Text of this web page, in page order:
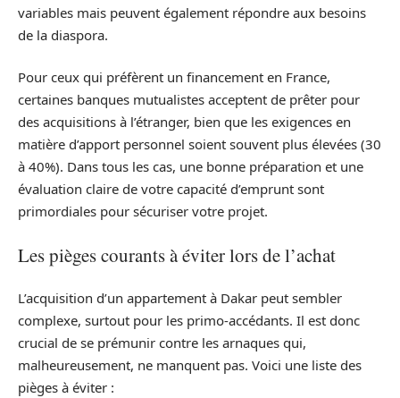
variables mais peuvent également répondre aux besoins
de la diaspora.
Pour ceux qui préfèrent un financement en France,
certaines banques mutualistes acceptent de prêter pour
des acquisitions à l’étranger, bien que les exigences en
matière d’apport personnel soient souvent plus élevées (30
à 40%). Dans tous les cas, une bonne préparation et une
évaluation claire de votre capacité d’emprunt sont
primordiales pour sécuriser votre projet.
Les pièges courants à éviter lors de l’achat
L’acquisition d’un appartement à Dakar peut sembler
complexe, surtout pour les primo-accédants. Il est donc
crucial de se prémunir contre les arnaques qui,
malheureusement, ne manquent pas. Voici une liste des
pièges à éviter :